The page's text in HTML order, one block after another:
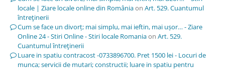
locale | Ziare locale online din Româniaon Art. 529. Cuantumul
întreţinerii
Cum se face un divorț; mai simplu, mai ieftin, mai ușor… - Ziare
Online 24 - Stiri Online - Stiri locale Romaniaon Art. 529.
Cuantumul întreţinerii
Luare in spatiu contracost -0733896700. Pret 1500 lei - Locuri de
munca; servicii de mutari; constructii; luare in spatiu pentru